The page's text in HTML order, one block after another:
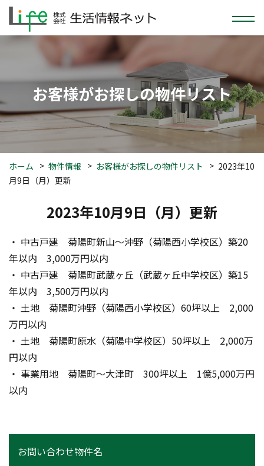
お客様がお探しの物件リスト
ホーム 物件情報 お客様がお探しの物件リスト
2023年10
月9日（月）更新
2023年10月9日（月）更新
・ 中古戸建　菊陽町新山～沖野（菊陽西小学校区）築20
年以内　3,000万円以内
・ 中古戸建　菊陽町武蔵ヶ丘（武蔵ヶ丘中学校区）築15
年以内　3,500万円以内
・ 土地　菊陽町沖野（菊陽西小学校区）60坪以上　2,000
万円以内
・ 土地　菊陽町原水（菊陽中学校区）50坪以上　2,000万
円以内
・ 事業用地　菊陽町～大津町　300坪以上　1億5,000万円
以内
お問い合わせ物件名